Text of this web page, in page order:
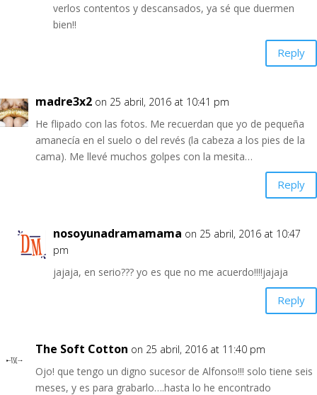
verlos contentos y descansados, ya sé que duermen
bien!!
Reply
madre3x2 on 25 abril, 2016 at 10:41 pm
He flipado con las fotos. Me recuerdan que yo de pequeña
amanecía en el suelo o del revés (la cabeza a los pies de la
cama). Me llevé muchos golpes con la mesita…
Reply
nosoyunadramamama on 25 abril, 2016 at 10:47
pm
jajaja, en serio??? yo es que no me acuerdo!!!!jajaja
Reply
The Soft Cotton on 25 abril, 2016 at 11:40 pm
Ojo! que tengo un digno sucesor de Alfonso!!! solo tiene seis
meses, y es para grabarlo….hasta lo he encontrado